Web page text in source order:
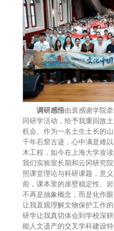
调研感悟由衷感谢学院
同研学活动，给予我重回故
机会。作为一名土生土长的
千年石窟古迹，心中满是难
木工程，如今在上海大学攻
我们实验室长期和云冈研究
照课堂理论与科研课题，意
前，课本里的崖壁稳定性、
不再是抽象概念，而是化作
让我直观理解文物保护工作
研学让我真切体会到学校深
能人文遗产的交叉学科建设